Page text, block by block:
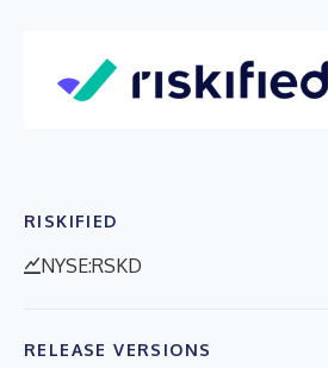
RISKIFIED
NYSE:RSKD
RELEASE VERSIONS